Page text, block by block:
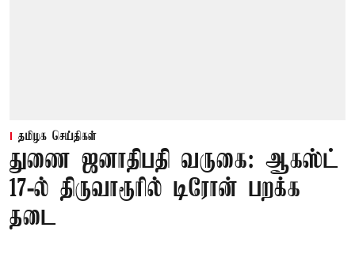
தமிழக செய்திகள்
துணை ஜனாதிபதி வருகை: ஆகஸ்ட்
17-ல் திருவாரூரில் டிரோன் பறக்க
தடை